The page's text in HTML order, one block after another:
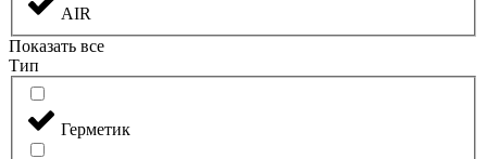
AIR
Показать все
Тип
Герметик